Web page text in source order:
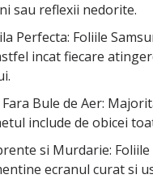
sau reflexii nedorite.
Perfecta: Foliile
incat fiecare
Fara Bule de Aer:
include de obicei
si Murdarie:
ecranul curat si